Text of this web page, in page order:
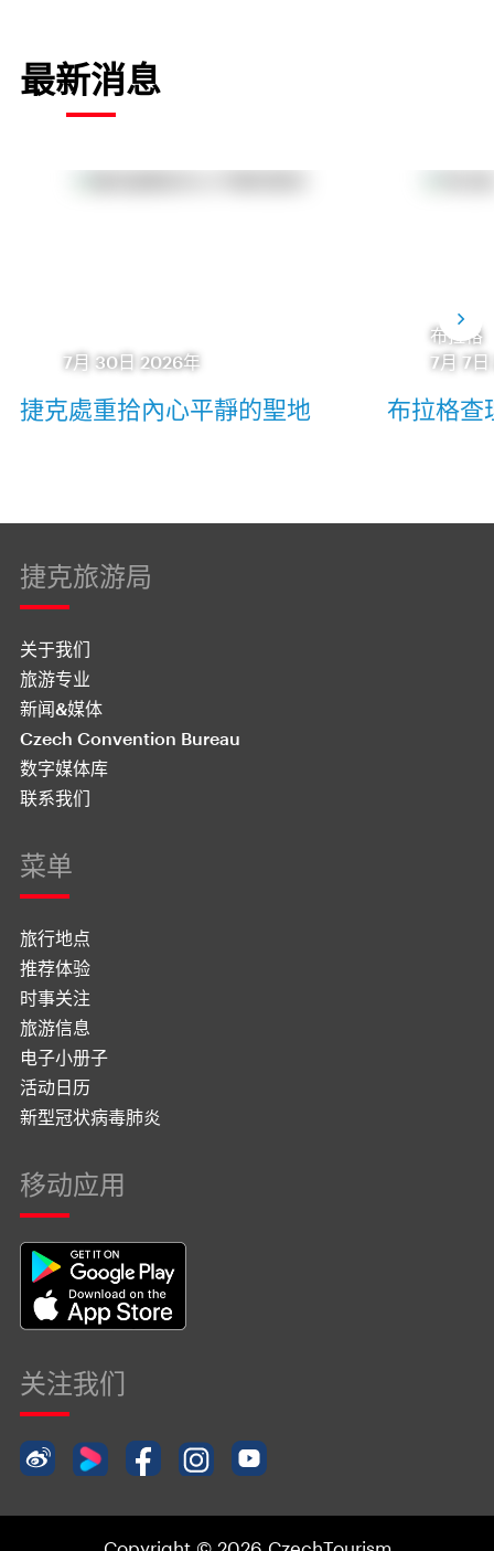
最新消息
7月 30日 2026年
捷克處重拾內心平靜的聖地
布拉格
7月 7
布拉格查
捷克旅游局
关于我们
旅游专业
新闻&媒体
Czech Convention Bureau
数字媒体库
联系我们
菜单
旅行地点
推荐体验
时事关注
旅游信息
电子小册子
活动日历
新型冠状病毒肺炎
移动应用
关注我们